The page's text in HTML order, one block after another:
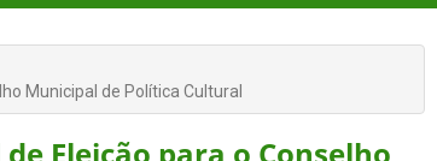
Municipal de Política Cultural